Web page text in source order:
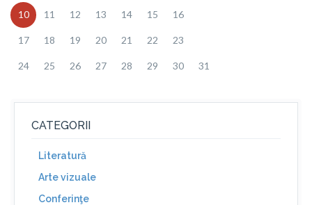
10 11 12 13 14 15 16
17 18 19 20 21 22 23
24 25 26 27 28 29 30 31
CATEGORII
Literatură
Arte vizuale
Conferinţe